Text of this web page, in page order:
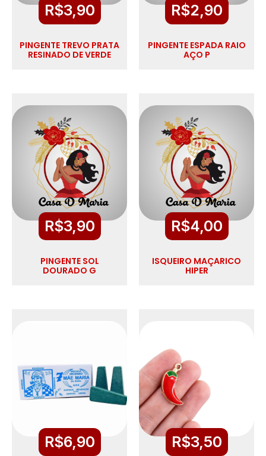
R$3,90
PINGENTE TREVO PRATA
RESINADO DE VERDE
R$2,90
PINGENTE ESPADA RAIO
AÇO P
R$3,90
PINGENTE SOL
DOURADO G
R$4,00
ISQUEIRO MAÇARICO
HIPER
R$6,90 R$3,50